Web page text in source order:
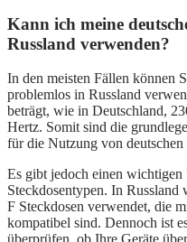
Kann ich meine
Russland verwenden?
In den meisten Fällen können
problemlos in Russland
beträgt, wie in Deutschland,
Hertz. Somit sind die
für die Nutzung von
Es gibt jedoch einen wichtigen
Steckdosentypen. In
F Steckdosen verwendet, die
kompatibel sind. Dennoch ist